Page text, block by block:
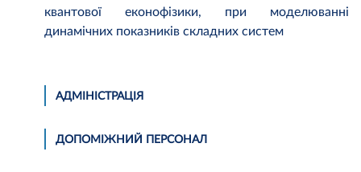
квантової еконофізики, при моделюванні
динамічних показників складних систем
АДМІНІСТРАЦІЯ
ДОПОМІЖНИЙ ПЕРСОНАЛ